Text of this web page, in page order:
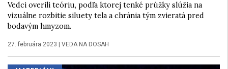
Vedci overili teóriu, podľa ktorej tenké prúžky slúžia na
vizuálne rozbitie siluety tela a chránia tým zvieratá pred
bodavým hmyzom.
27. februára 2023 VEDA NA DOSAH